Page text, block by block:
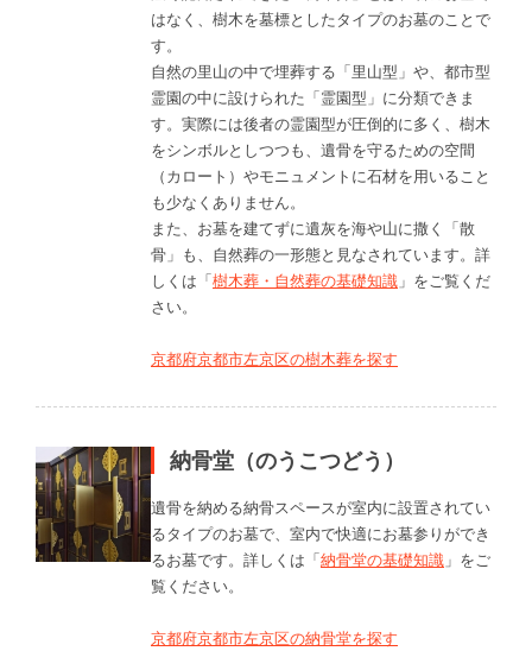
はなく、樹木を墓標としたタイプのお墓のことで
す。
自然の里山の中で埋葬する「里山型」や、都市型
霊園の中に設けられた「霊園型」に分類できま
す。実際には後者の霊園型が圧倒的に多く、樹木
をシンボルとしつつも、遺骨を守るための空間
（カロート）やモニュメントに石材を用いること
も少なくありません。
また、お墓を建てずに遺灰を海や山に撒く「散
骨」も、自然葬の一形態と見なされています。詳
しくは「樹木葬・自然葬の基礎知識 」をご覧くだ
さい。
京都府京都市左京区の樹木葬を探す
納骨堂（のうこつどう）
遺骨を納める納骨スペースが室内に設置されてい
るタイプのお墓で、室内で快適にお墓参りができ
るお墓です。詳しくは「納骨堂の基礎知識 」をご
覧ください。
京都府京都市左京区の納骨堂を探す